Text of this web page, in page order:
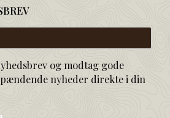
og modtag gode
nyheder direkte i din